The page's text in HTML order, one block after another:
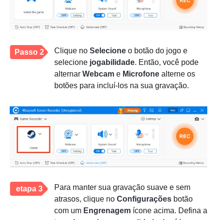
Passo 2 Clique no Selecione o botão do jogo e
selecione jogabilidade. Então, você pode
alternar Webcam e Microfone alterne os
botões para incluí-los na sua gravação.
etapa 3
Para manter sua gravação suave e sem
atrasos, clique no Configurações botão
com um Engrenagem ícone acima. Defina a